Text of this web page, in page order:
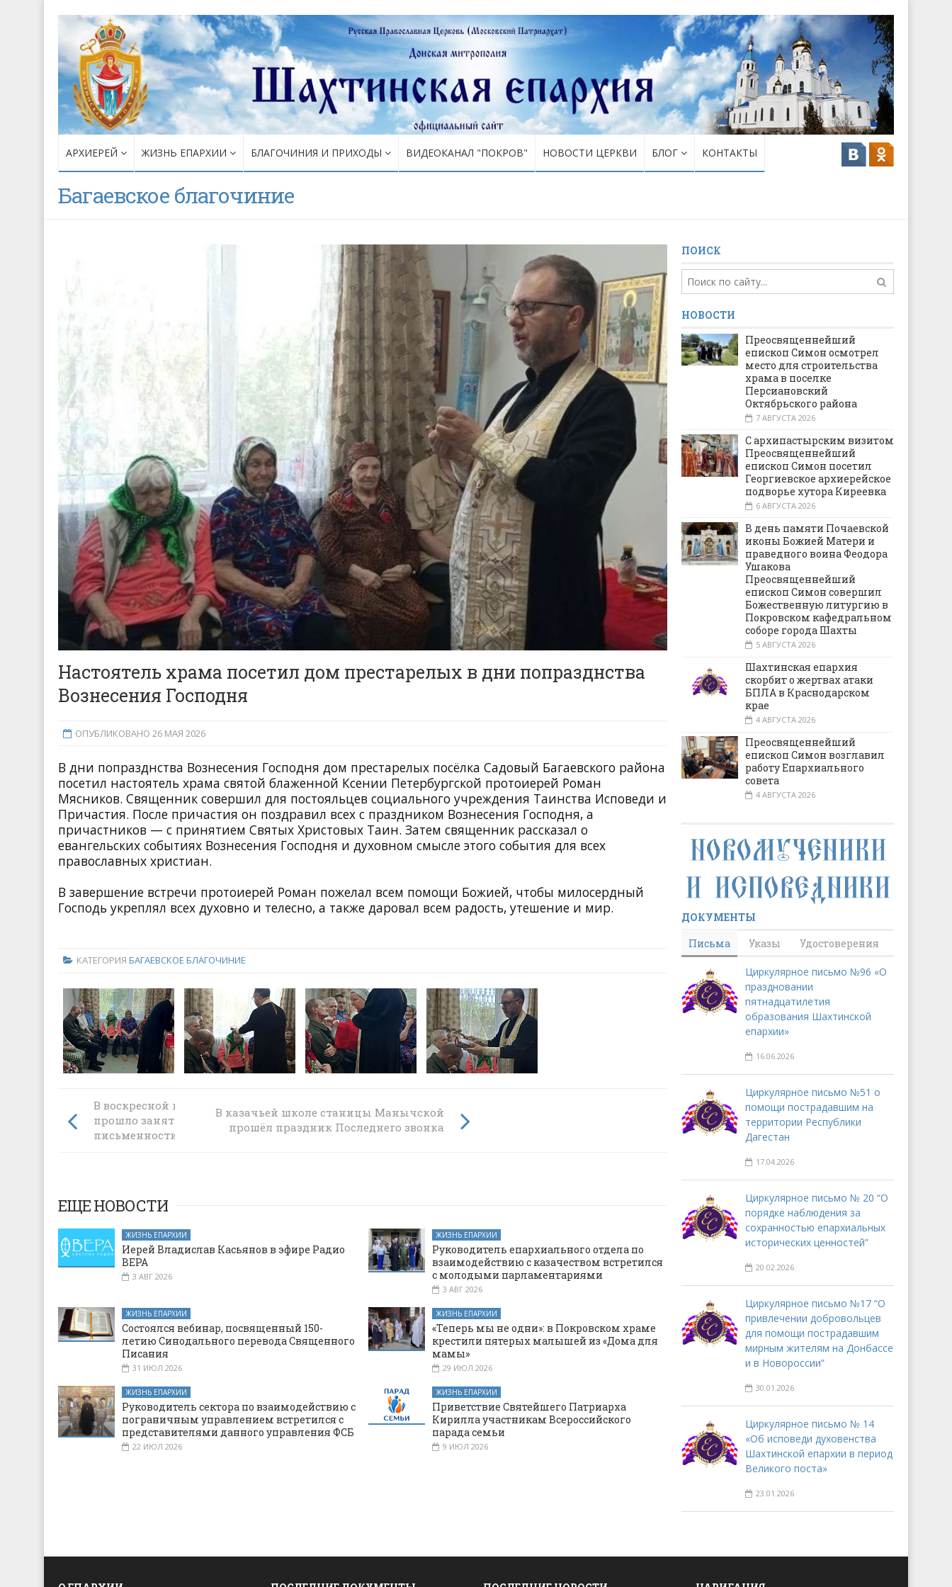
АРХИЕРЕЙ ЖИЗНЬ ЕПАРХИИ БЛАГОЧИНИЯ И ПРИХОДЫ ВИДЕОКАНАЛ "ПОКРОВ" НОВОСТИ ЦЕРКВИ БЛОГ КОНТАКТЫ
Багаевское благочиние
Настоятель храма посетил дом престарелых в дни попразднства
Вознесения Господня
ОПУБЛИКОВАНО 26 МАЯ 2026
В дни попразднства Вознесения Господня дом престарелых посёлка Садовый Багаевского района
посетил настоятель храма святой блаженной Ксении Петербургской протоиерей Роман
Мясников. Священник совершил для постояльцев социального учреждения Таинства Исповеди и
Причастия. После причастия он поздравил всех с праздником Вознесения Господня, а
причастников — с принятием Святых Христовых Таин. Затем священник рассказал о
евангельских событиях Вознесения Господня и духовном смысле этого события для всех
православных христиан.
В завершение встречи протоиерей Роман пожелал всем помощи Божией, чтобы милосердный
Господь укреплял всех духовно и телесно, а также даровал всем радость, утешение и мир.
КАТЕГОРИЯ БАГАЕВСКОЕ БЛАГОЧИНИЕ
В воскресной школе «Азы Православия»
прошло занятие ко Дню славянской
письменности
В казачьей школе станицы Манычской
прошёл праздник Последнего звонка
ЕЩЕ НОВОСТИ
ЖИЗНЬ ЕПАРХИИ
Иерей Владислав Касьянов в эфире Радио
ВЕРА
3 АВГ 2026
ЖИЗНЬ ЕПАРХИИ
Руководитель епархиального отдела по
взаимодействию с казачеством встретился
с молодыми парламентариями
3 АВГ 2026
ЖИЗНЬ ЕПАРХИИ
Состоялся вебинар, посвященный 150-
летию Синодального перевода Священного
Писания
31 ИЮЛ 2026
ЖИЗНЬ ЕПАРХИИ
«Теперь мы не одни»: в Покровском храме
крестили пятерых малышей из «Дома для
мамы»
29 ИЮЛ 2026
ЖИЗНЬ ЕПАРХИИ
Руководитель сектора по взаимодействию с
пограничным управлением встретился с
представителями данного управления ФСБ
22 ИЮЛ 2026
ЖИЗНЬ ЕПАРХИИ
Приветствие Святейшего Патриарха
Кирилла участникам Всероссийского
парада семьи
9 ИЮЛ 2026
ПОИСК
НОВОСТИ
Преосвященнейший
епископ Симон осмотрел
место для строительства
храма в поселке
Персиановский
Октябрьского района
7 АВГУСТА 2026
С архипастырским визитом
Преосвященнейший
епископ Симон посетил
Георгиевское архиерейское
подворье хутора Киреевка
6 АВГУСТА 2026
В день памяти Почаевской
иконы Божией Матери и
праведного воина Феодора
Ушакова
Преосвященнейший
епископ Симон совершил
Божественную литургию в
Покровском кафедральном
соборе города Шахты
5 АВГУСТА 2026
Шахтинская епархия
скорбит о жертвах атаки
БПЛА в Краснодарском
крае
4 АВГУСТА 2026
Преосвященнейший
епископ Симон возглавил
работу Епархиального
совета
4 АВГУСТА 2026
ДОКУМЕНТЫ
Письма
Указы Удостоверения
Циркулярное письмо №96 «О
праздновании
пятнадцатилетия
образования Шахтинской
епархии»
16.06.2026
Циркулярное письмо №51 о
помощи пострадавшим на
территории Республики
Дагестан
17.04.2026
Циркулярное письмо № 20 “О
порядке наблюдения за
сохранностью епархиальных
исторических ценностей”
20.02.2026
Циркулярное письмо №17 “О
привлечении добровольцев
для помощи пострадавшим
мирным жителям на Донбассе
и в Новороссии”
30.01.2026
Циркулярное письмо № 14
«Об исповеди духовенства
Шахтинской епархии в период
Великого поста»
23.01.2026